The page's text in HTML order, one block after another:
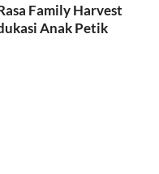
Family Harvest
Anak Petik